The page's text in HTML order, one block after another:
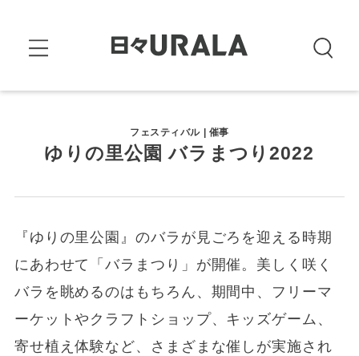
フェスティバル | 催事
ゆりの里公園 バラまつり2022
『ゆりの里公園』のバラが見ごろを迎える時期
にあわせて「バラまつり」が開催。美しく咲く
バラを眺めるのはもちろん、期間中、フリーマ
ーケットやクラフトショップ、キッズゲーム、
寄せ植え体験など、さまざまな催しが実施され